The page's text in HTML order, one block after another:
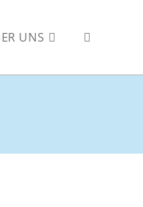
UNS WEBSITE-